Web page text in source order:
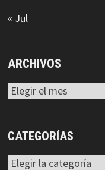
« Jul
ARCHIVOS
Archivos
CATEGORÍAS
Categorías